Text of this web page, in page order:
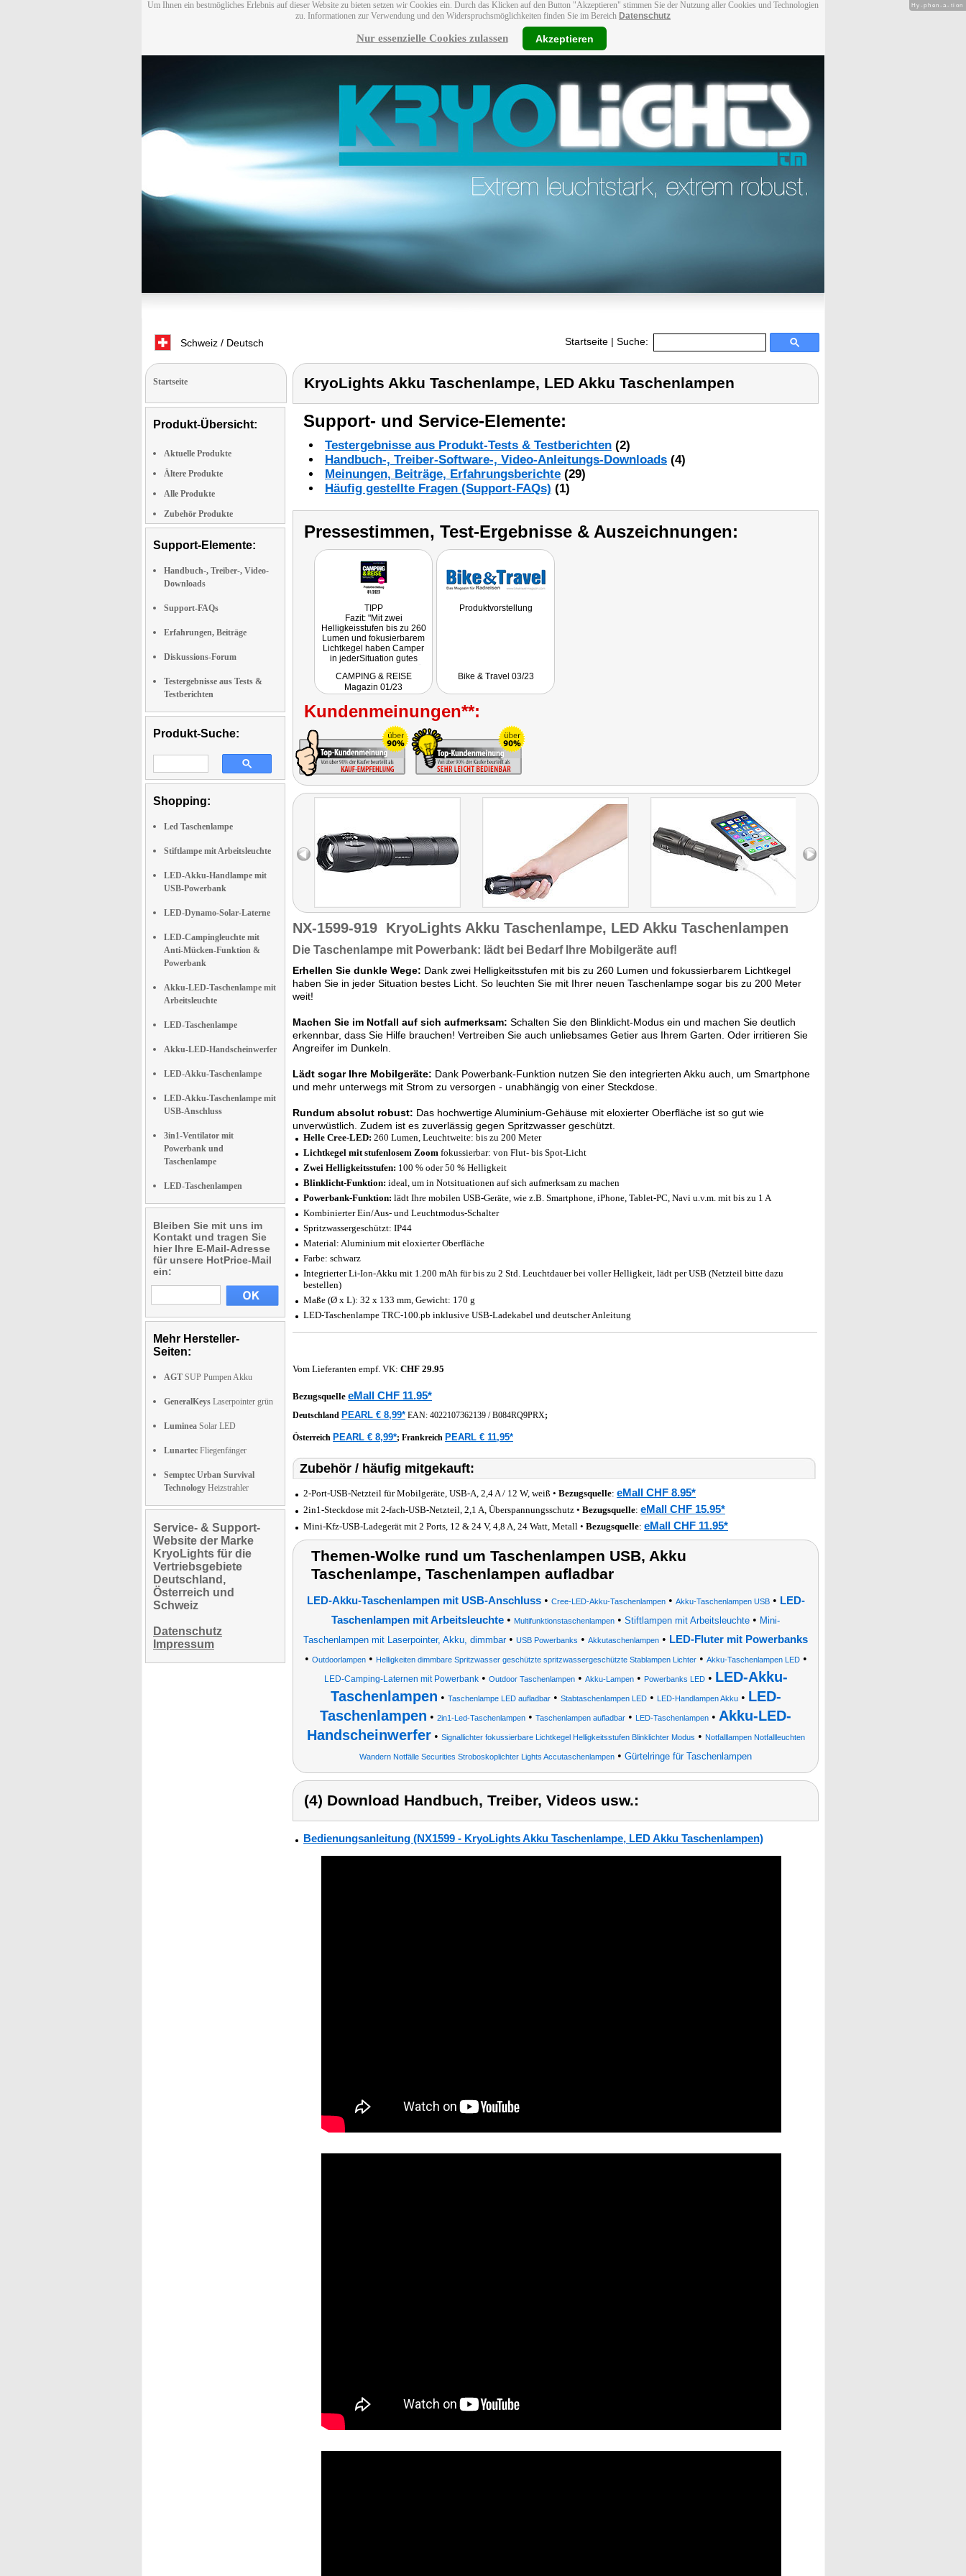
Um Ihnen ein bestmögliches Erlebnis auf dieser Website zu bieten setzen wir Cookies ein. Durch das Klicken auf den Button "Akzeptieren" stimmen Sie der Nutzung aller Cookies und Technologien
zu. Informationen zur Verwendung und den Widerspruchsmöglichkeiten finden Sie im Bereich Datenschutz
Nur essenzielle Cookies zulassen Akzeptieren
Schweiz / Deutsch Startseite | Suche:
Startseite
Produkt-Übersicht:
Aktuelle Produkte
Ältere Produkte
Alle Produkte
Zubehör Produkte
Support-Elemente:
Handbuch-, Treiber-, Video-
Downloads
Support-FAQs
Erfahrungen, Beiträge
Diskussions-Forum
Testergebnisse aus Tests &
Testberichten
Produkt-Suche:
Shopping:
Led Taschenlampe
Stiftlampe mit Arbeitsleuchte
LED-Akku-Handlampe mit
USB-Powerbank
LED-Dynamo-Solar-Laterne
LED-Campingleuchte mit
Anti-Mücken-Funktion &
Powerbank
Akku-LED-Taschenlampe mit
Arbeitsleuchte
LED-Taschenlampe
Akku-LED-Handscheinwerfer
LED-Akku-Taschenlampe
LED-Akku-Taschenlampe mit
USB-Anschluss
3in1-Ventilator mit
Powerbank und
Taschenlampe
LED-Taschenlampen
Bleiben Sie mit uns im
Kontakt und tragen Sie
hier Ihre E-Mail-Adresse
für unsere HotPrice-Mail
ein:
Mehr Hersteller-
Seiten:
AGT SUP Pumpen Akku
GeneralKeys Laserpointer grün
Luminea Solar LED
Lunartec Fliegenfänger
Semptec Urban Survival
Technology Heizstrahler
Service- & Support-
Website der Marke
KryoLights für die
Vertriebsgebiete
Deutschland,
Österreich und
Schweiz
Datenschutz
Impressum
KryoLights Akku Taschenlampe, LED Akku Taschenlampen
Support- und Service-Elemente:
Testergebnisse aus Produkt-Tests & Testberichten (2)
Handbuch-, Treiber-Software-, Video-Anleitungs-Downloads (4)
Meinungen, Beiträge, Erfahrungsberichte (29)
Häufig gestellte Fragen (Support-FAQs) (1)
Pressestimmen, Test-Ergebnisse & Auszeichnungen:
TIPP
Fazit: "Mit zwei
Helligkeisstufen bis zu 260
Lumen und fokusierbarem
Lichtkegel haben Camper
in jederSituation gutes
ist auch als Powerbank
nutzbar: Mit dem
unterwegs das Smartphone
lagen."
CAMPING & REISE
Magazin 01/23
Produktvorstellung
Bike & Travel 03/23
Kundenmeinungen**:
NX-1599-919 KryoLights Akku Taschenlampe, LED Akku Taschenlampen
Die Taschenlampe mit Powerbank: lädt bei Bedarf Ihre Mobilgeräte auf!
Erhellen Sie dunkle Wege: Dank zwei Helligkeitsstufen mit bis zu 260 Lumen und fokussierbarem Lichtkegel
haben Sie in jeder Situation bestes Licht. So leuchten Sie mit Ihrer neuen Taschenlampe sogar bis zu 200 Meter
weit!
Machen Sie im Notfall auf sich aufmerksam: Schalten Sie den Blinklicht-Modus ein und machen Sie deutlich
erkennbar, dass Sie Hilfe brauchen! Vertreiben Sie auch unliebsames Getier aus Ihrem Garten. Oder irritieren Sie
Angreifer im Dunkeln.
Lädt sogar Ihre Mobilgeräte: Dank Powerbank-Funktion nutzen Sie den integrierten Akku auch, um Smartphone
und mehr unterwegs mit Strom zu versorgen - unabhängig von einer Steckdose.
Rundum absolut robust: Das hochwertige Aluminium-Gehäuse mit eloxierter Oberfläche ist so gut wie
unverwüstlich. Zudem ist es zuverlässig gegen Spritzwasser geschützt.
Helle Cree-LED: 260 Lumen, Leuchtweite: bis zu 200 Meter
Lichtkegel mit stufenlosem Zoom fokussierbar: von Flut- bis Spot-Licht
Zwei Helligkeitsstufen: 100 % oder 50 % Helligkeit
Blinklicht-Funktion: ideal, um in Notsituationen auf sich aufmerksam zu machen
Powerbank-Funktion: lädt Ihre mobilen USB-Geräte, wie z.B. Smartphone, iPhone, Tablet-PC, Navi u.v.m. mit bis zu 1 A
Kombinierter Ein/Aus- und Leuchtmodus-Schalter
Spritzwassergeschützt: IP44
Material: Aluminium mit eloxierter Oberfläche
Farbe: schwarz
Integrierter Li-Ion-Akku mit 1.200 mAh für bis zu 2 Std. Leuchtdauer bei voller Helligkeit, lädt per USB (Netzteil bitte dazu
bestellen)
Maße (Ø x L): 32 x 133 mm, Gewicht: 170 g
LED-Taschenlampe TRC-100.pb inklusive USB-Ladekabel und deutscher Anleitung
Vom Lieferanten empf. VK: CHF 29.95
Bezugsquelle eMall CHF 11.95*
Deutschland PEARL € 8,99* EAN: 4022107362139 /B084RQ9PRX;
Österreich PEARL € 8,99*; Frankreich PEARL € 11,95*
Zubehör / häufig mitgekauft:
2-Port-USB-Netzteil für Mobilgeräte, USB-A, 2,4 A / 12 W, weiß • Bezugsquelle: eMall CHF 8.95*
2in1-Steckdose mit 2-fach-USB-Netzteil, 2,1 A, Überspannungsschutz • Bezugsquelle: eMall CHF 15.95*
Mini-Kfz-USB-Ladegerät mit 2 Ports, 12 & 24 V, 4,8 A, 24 Watt, Metall • Bezugsquelle: eMall CHF 11.95*
Themen-Wolke rund um Taschenlampen USB, Akku
Taschenlampe, Taschenlampen aufladbar
LED-Akku-Taschenlampen mit USB-Anschluss• Cree-LED-Akku-Taschenlampen• Akku-Taschenlampen USB• LED-
Taschenlampen mit Arbeitsleuchte • Multifunktionstaschenlampen • Stiftlampen mit Arbeitsleuchte • Mini-
Taschenlampen mit Laserpointer, Akku, dimmbar• USB Powerbanks • Akkutaschenlampen • LED-Fluter mit Powerbanks
• Outdoorlampen• Helligkeiten dimmbare Spritzwasser geschützte spritzwassergeschützte Stablampen Lichter• Akku-Taschenlampen LED•
LED-Camping-Laternen mit Powerbank• Outdoor Taschenlampen• Akku-Lampen• Powerbanks LED• LED-Akku-
Taschenlampen • Taschenlampe LED aufladbar• Stabtaschenlampen LED• LED-Handlampen Akku• LED-
Taschenlampen • 2in1-Led-Taschenlampen • Taschenlampen aufladbar • LED-Taschenlampen • Akku-LED-
Handscheinwerfer• Signallichter fokussierbare Lichtkegel Helligkeitsstufen Blinklichter Modus • Notfalllampen Notfallleuchten
Wandern Notfälle Securities Stroboskoplichter Lights Accutaschenlampen • Gürtelringe für Taschenlampen
(4) Download Handbuch, Treiber, Videos usw.:
Bedienungsanleitung (NX1599 - KryoLights Akku Taschenlampe, LED Akku Taschenlampen)
Hy-phen-a-tion